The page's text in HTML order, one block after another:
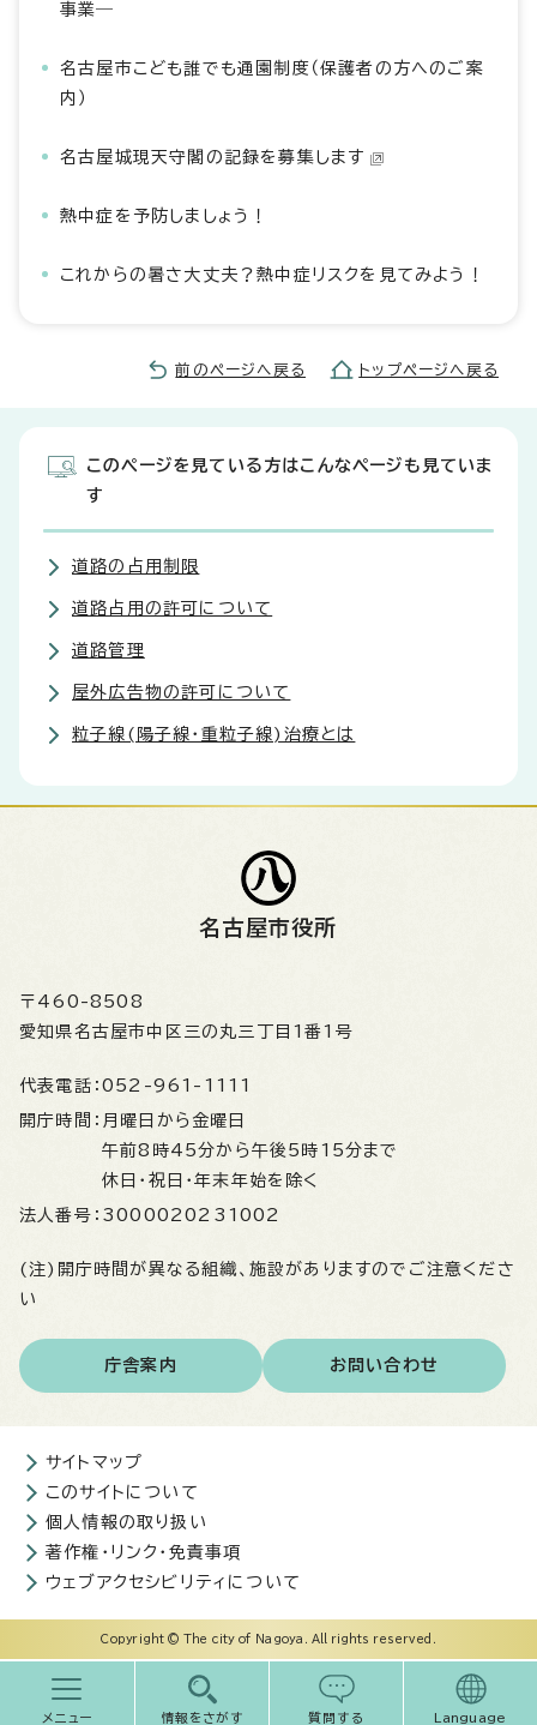
事業―
名古屋市こども誰でも通園制度（保護者の方へのご案
内）
名古屋城現天守閣の記録を募集します
熱中症を予防しましょう！
これからの暑さ大丈夫？熱中症リスクを見てみよう！
前のページへ戻る トップページへ戻る
メニュー 情報をさがす 質問する Language
このページを見ている方はこんなページも見ていま
す
道路の占用制限
道路占用の許可について
道路管理
屋外広告物の許可について
粒子線(陽子線・重粒子線)治療とは
名古屋市役所
〒460-8508
愛知県名古屋市中区三の丸三丁目1番1号
代表電話： 052-961-1111
開庁時間： 月曜日から金曜日
午前8時45分から午後5時15分まで
休日・祝日・年末年始を除く
法人番号： 3000020231002
(注)開庁時間が異なる組織、施設がありますのでご注意くださ
い
庁舎案内 お問い合わせ
サイトマップ
このサイトについて
個人情報の取り扱い
著作権・リンク・免責事項
ウェブアクセシビリティについて
Copyright © The city of Nagoya. All rights reserved.